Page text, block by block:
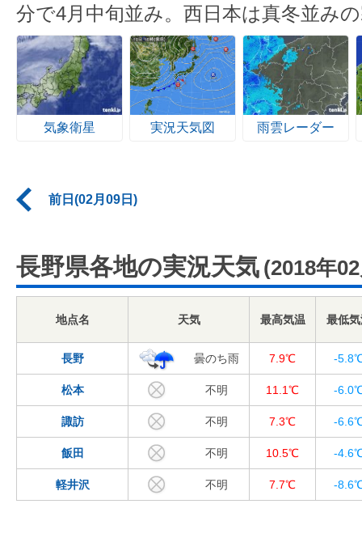
分で4月中旬並み。西日本は真冬並み
気象衛星 実況天気図 雨雲レーダー
前日(02月09日)
長野県各地の実況天気 (2018年
地点名 天気 最高気温 最低
長野 曇のち雨 7.9℃ -
松本 不明 11.1℃ -
諏訪 不明 7.3℃ -
飯田 不明 10.5℃ -
軽井沢 不明 7.7℃ -